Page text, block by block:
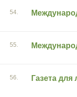
54.
55.
56. Газета